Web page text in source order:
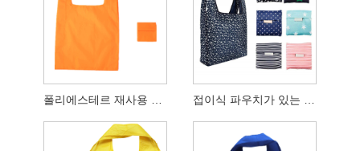
폴리에스테르 재사용 접이식 식료품 가방 접이식 파우치가 있는 재사용 가능한 쇼핑 식료품 가방